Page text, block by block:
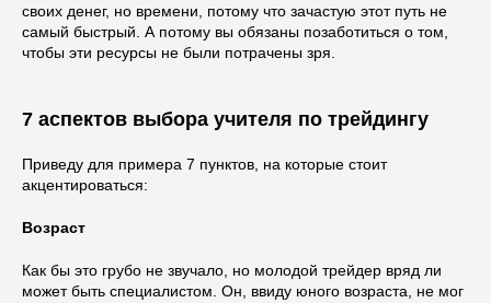
своих денег, но времени, потому что зачастую этот путь не
самый быстрый. А потому вы обязаны позаботиться о том,
чтобы эти ресурсы не были потрачены зря.
7 аспектов выбора учителя по трейдингу
Приведу для примера 7 пунктов, на которые стоит
акцентироваться:
Возраст
Как бы это грубо не звучало, но молодой трейдер вряд ли
может быть специалистом. Он, ввиду юного возраста, не мог